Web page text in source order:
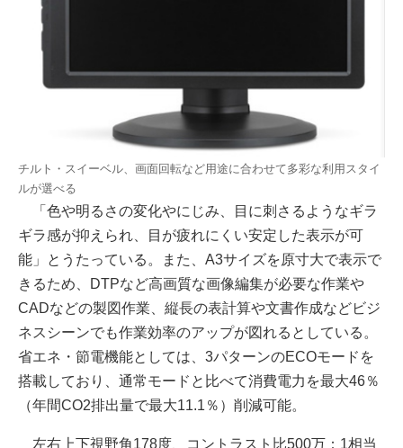
チルト・スイーベル、画面回転など用途に合わせて多彩な利用スタイ
ルが選べる
「色や明るさの変化やにじみ、目に刺さるようなギラ
ギラ感が抑えられ、目が疲れにくい安定した表示が可
能」とうたっている。また、A3サイズを原寸大で表示で
きるため、DTPなど高画質な画像編集が必要な作業や
CADなどの製図作業、縦長の表計算や文書作成などビジ
ネスシーンでも作業効率のアップが図れるとしている。
省エネ・節電機能としては、3パターンのECOモードを
搭載しており、通常モードと比べて消費電力を最大46％
（年間CO2排出量で最大11.1％）削減可能。
左右上下視野角178度、コントラスト比500万：1相当